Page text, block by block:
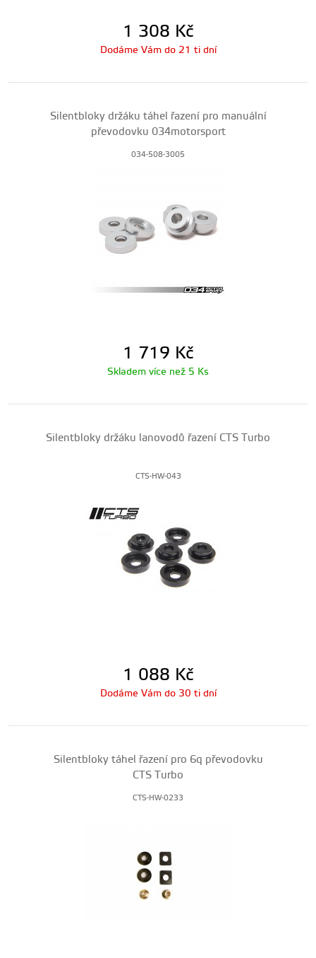
1 308 Kč
Dodáme Vám do 21 ti dní
Silentbloky držáku táhel řazení pro manuální
převodovku 034motorsport
034-508-3005
1 719 Kč
Skladem více než 5 Ks
Silentbloky držáku lanovodů řazení CTS Turbo
CTS-HW-043
1 088 Kč
Dodáme Vám do 30 ti dní
Silentbloky táhel řazení pro 6q převodovku
CTS Turbo
CTS-HW-0233